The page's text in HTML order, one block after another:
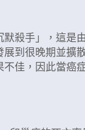
默殺手」，這是
展到很晚期並擴
佳，因此當癌